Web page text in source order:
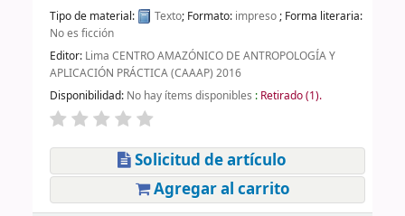
Tipo de material:
Texto; Formato: impreso; Forma literaria:
No es ficción
Editor: Lima CENTRO AMAZÓNICO DE ANTROPOLOGÍA Y
APLICACIÓN PRÁCTICA (CAAAP) 2016
Disponibilidad: No hay ítems disponibles : Retirado (1).
Solicitud de artículo
Agregar al carrito